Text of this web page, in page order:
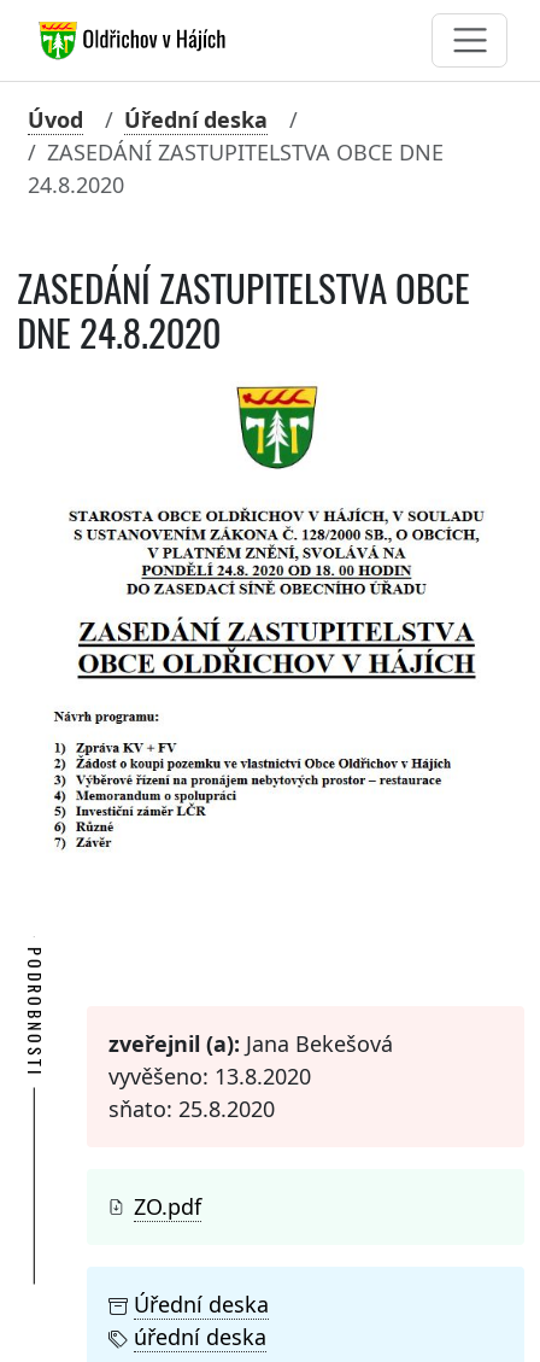
Úvod
Úřední deska
ZASEDÁNÍ ZASTUPITELSTVA OBCE DNE
24.8.2020
ZASEDÁNÍ ZASTUPITELSTVA OBCE
DNE 24.8.2020
PODROBNOSTI zveřejnil (a): Jana Bekešová
vyvěšeno: 13.8.2020
sňato: 25.8.2020
ZO.pdf
Úřední deska
úřední deska